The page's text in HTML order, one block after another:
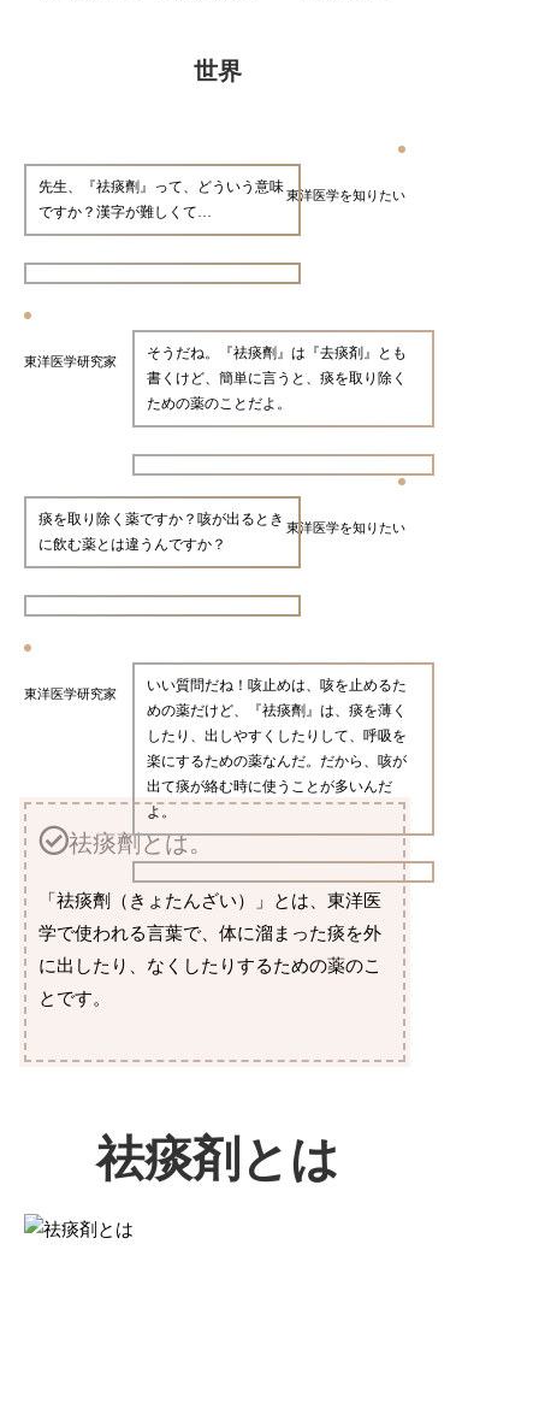
世界
東洋医学を知りたい
先生、『祛痰劑』って、どういう意味
ですか？漢字が難しくて…
東洋医学研究家
そうだね。『祛痰劑』は『去痰剤』とも
書くけど、簡単に言うと、痰を取り除く
ための薬のことだよ。
東洋医学を知りたい
痰を取り除く薬ですか？咳が出るとき
に飲む薬とは違うんですか？
東洋医学研究家
いい質問だね！咳止めは、咳を止めるた
めの薬だけど、『祛痰劑』は、痰を薄く
したり、出しやすくしたりして、呼吸を
楽にするための薬なんだ。だから、咳が
出て痰が絡む時に使うことが多いんだ
よ。
祛痰劑とは。
「祛痰劑（きょたんざい）」とは、東洋医
学で使われる言葉で、体に溜まった痰を外
に出したり、なくしたりするための薬のこ
とです。
祛痰剤とは